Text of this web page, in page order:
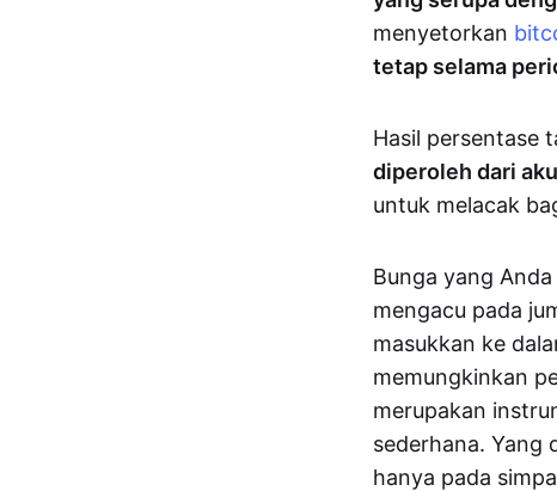
menyetorkan
tetap selama
Hasil persentase
diperoleh dari
untuk melacak
Bunga yang
mengacu pada
masukkan ke
memungkinkan
merupakan
sederhana. Yang
hanya pada